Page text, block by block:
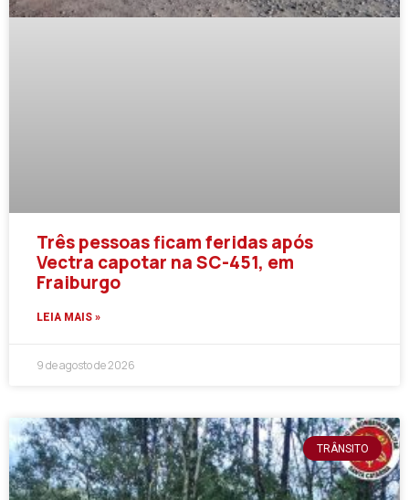
Três pessoas ficam feridas após
Vectra capotar na SC-451, em
Fraiburgo
LEIA MAIS »
9 de agosto de 2026
TRÂNSITO